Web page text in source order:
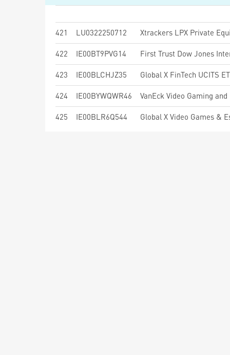
421 LU0322250712 Xtrackers LPX Private
422 IE00BT9PVG14
423 IE00BLCHJZ35 Global X FinTech UCITS
424 IE00BYWQWR46 VanEck Video Gaming
425 IE00BLR6Q544 Global X Video Games &